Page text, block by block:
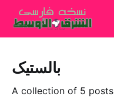
بالستیک
A collection of 5 posts